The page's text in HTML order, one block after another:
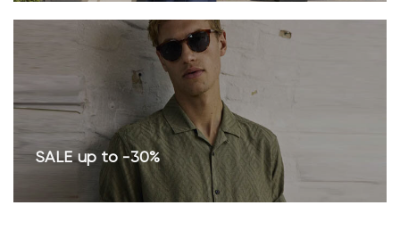
SALE up to -30%